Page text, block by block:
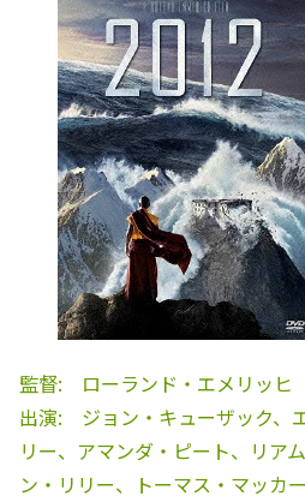
監督: ローランド・エメリッ
出演: ジョン・キューザック、
リー、アマンダ・ピート、リア
ン・リリー、トーマス・マッカ